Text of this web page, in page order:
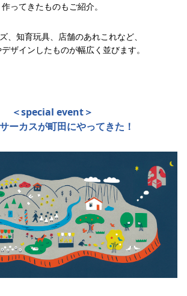
作ってきたものもご紹介。
、知育玩具、店舗のあれこれなど、
ザインしたものが幅広く並びます。
＜special event＞
ーカスが町田にやってきた！